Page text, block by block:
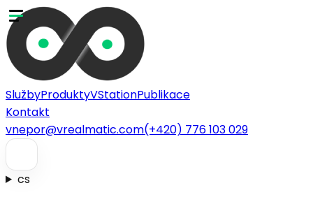
SlužbyProduktyVStationPublikace
Kontakt
vnepor@vrealmatic.com(+420) 776 103 029
cs